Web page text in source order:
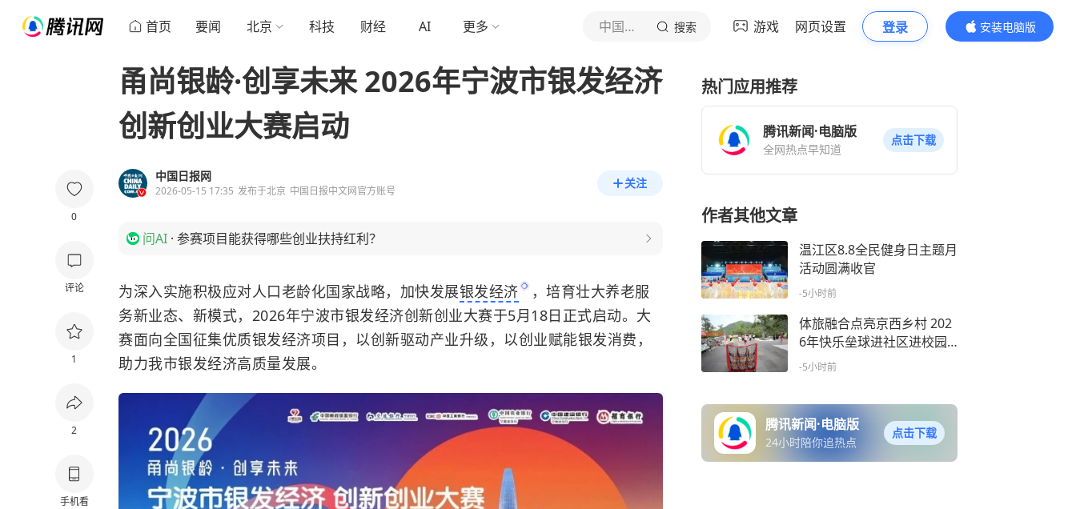
首页 要闻 北京 科技 财经 AI 更多 中国日报网 搜索 游戏 网页设置 登录
安装电脑版
内容更精彩
0
评论
1
2
手机看
甬尚银龄·创享未来 2026年宁波市银发经济
创新创业大赛启动
中国日报网
2026-05-15 17:35 发布于北京 中国日报中文网官方账号
关注
问AI · 参赛项目能获得哪些创业扶持红利？
为深入实施积极应对人口老龄化国家战略，加快发展银发经济
，培育壮大养老服
务新业态、新模式，2026年宁波市银发经济创新创业大赛于5月18日正式启动。大
赛面向全国征集优质银发经济项目，以创新驱动产业升级，以创业赋能银发消费，
助力我市银发经济高质量发展。
热门应用推荐
腾讯新闻·电脑版
全网热点早知道
点击下载
作者其他文章
温江区8.8全民健身日主题月
活动圆满收官
-5小时前
体旅融合点亮京西乡村 202
6年快乐垒球进社区进校园
北京站圆满举行
-5小时前
腾讯新闻·电脑版
24小时陪你追热点
点击下载